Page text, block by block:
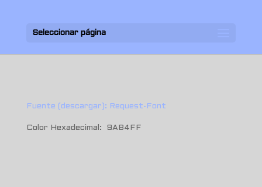
Seleccionar página
Fuente (descargar): Request-Font
Color Hexadecimal: 9AB4FF